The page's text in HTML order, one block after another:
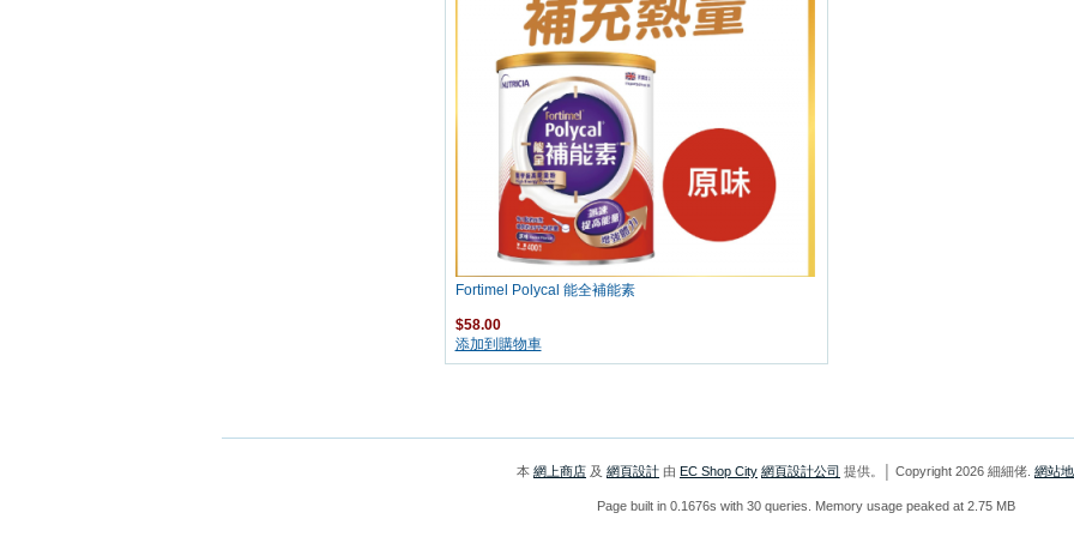
Fortimel Polycal 能全補能素
$58.00
添加到購物車
本 網上商店 及 網頁設計 由 EC Shop City 網頁設計公司 提供。│ Copyright 2026 細細佬. 網站
Page built in 0.1676s with 30 queries. Memory usage peaked at 2.75 MB